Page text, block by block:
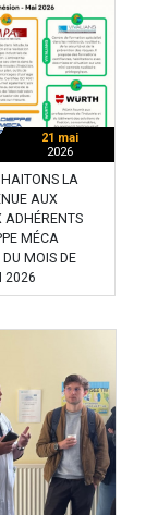
21 mai
2026
LA
AUX
ADHÉRENTS
MÉCA
DU MOIS DE
2026